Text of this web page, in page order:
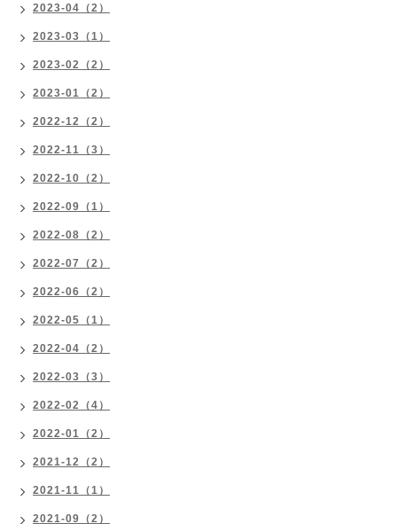
2023-04（2）
2023-03（1）
2023-02（2）
2023-01（2）
2022-12（2）
2022-11（3）
2022-10（2）
2022-09（1）
2022-08（2）
2022-07（2）
2022-06（2）
2022-05（1）
2022-04（2）
2022-03（3）
2022-02（4）
2022-01（2）
2021-12（2）
2021-11（1）
2021-09（2）